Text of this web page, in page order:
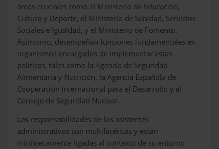
áreas cruciales como el Ministerio de Educación,
Cultura y Deporte, el Ministerio de Sanidad, Servicios
Sociales e Igualdad, y el Ministerio de Fomento.
Asimismo, desempeñan funciones fundamentales en
organismos encargados de implementar estas
políticas, tales como la Agencia de Seguridad
Alimentaria y Nutrición, la Agencia Española de
Cooperación Internacional para el Desarrollo y el
Consejo de Seguridad Nuclear.
Las responsabilidades de los asistentes
administrativos son multifacéticas y están
intrínsecamente ligadas al contexto de su entorno